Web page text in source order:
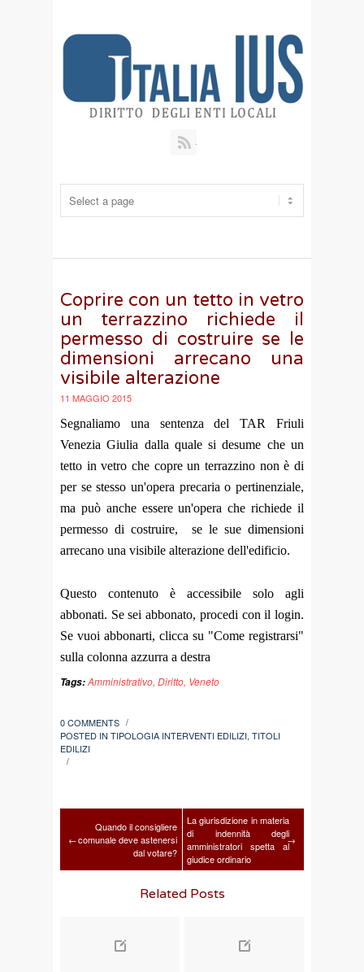
Coprire con un tetto in vetro
un terrazzino richiede il
permesso di costruire se le
dimensioni arrecano una
visibile alterazione
11 MAGGIO 2015
Segnaliamo una sentenza del TAR Friuli
Venezia Giulia dalla quale si desume che un
tetto in vetro che copre un terrazzino non è di
per se stesso un'opera precaria o pertinenziale,
ma può anche essere un'opera che richiede il
permesso di costruire, se le sue dimensioni
arrecano una visibile alterazione dell'edificio.
Questo contenuto è accessibile solo agli
abbonati. Se sei abbonato, procedi con il login.
Se vuoi abbonarti, clicca su "Come registrarsi"
sulla colonna azzurra a destra
Tags:Amministrativo, Diritto, Veneto
0 COMMENTS /
POSTED IN TIPOLOGIA INTERVENTI EDILIZI, TITOLI
EDILIZI
/
←
Quando il consigliere
comunale deve astenersi
dal votare?
La giurisdizione in materia
di indennità degli
amministratori spetta al
giudice ordinario
→
Related Posts